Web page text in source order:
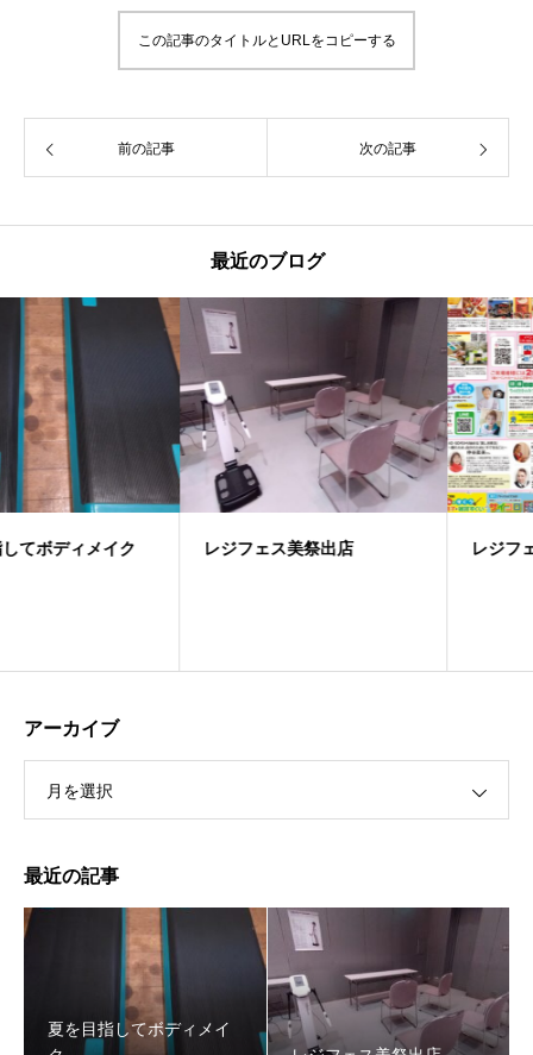
この記事のタイトルとURLをコピーする
前の記事 次の記事
最近のブログ
レジフェス美祭出店 レジフェス美祭
アーカイブ
月を選択
最近の記事
夏を目指してボディメイ